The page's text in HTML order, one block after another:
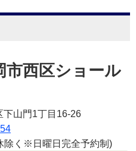
市西区ショール
下山門1丁目16-26
除く※日曜日完全予約制)